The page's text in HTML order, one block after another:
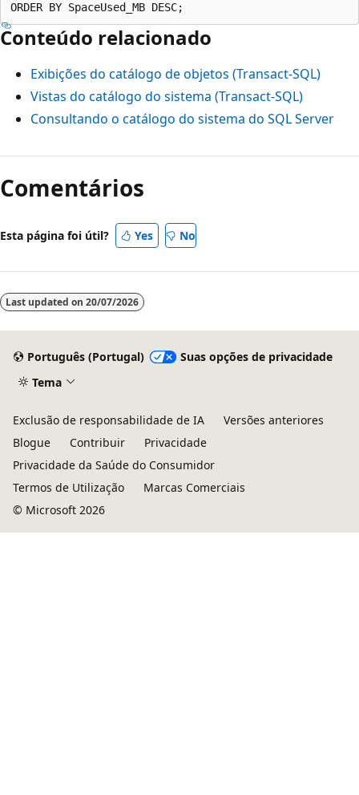
Conteúdo relacionado
Exibições do catálogo de objetos (Transact-SQL)
Vistas do catálogo do sistema (Transact-SQL)
Consultando o catálogo do sistema do SQL Server
Comentários
Esta página foi útil? Yes No
Last updated on 20/07/2026
Português (Portugal)
Suas opções de privacidade
Tema
Exclusão de responsabilidade de IA
Versões anteriores
Blogue
Contribuir
Privacidade
Privacidade da Saúde do Consumidor
Termos de Utilização
Marcas Comerciais
© Microsoft 2026